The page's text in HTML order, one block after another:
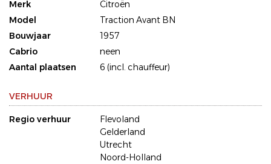
Merk
Citroën
Model
Traction Avant BN
Bouwjaar
1957
Cabrio
neen
Aantal plaatsen
6 (incl. chauffeur)
VERHUUR
Regio verhuur
Flevoland
Gelderland
Utrecht
Noord-Holland